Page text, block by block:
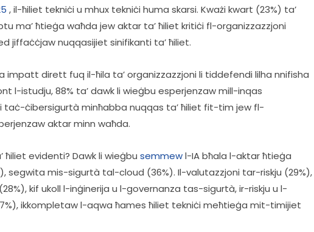
, il-ħiliet tekniċi u mhux tekniċi huma skarsi. Kważi kwart (23%) ta’
ma’ ħtieġa waħda jew aktar ta’ ħiliet kritiċi fl-organizzazzjoni
jiffaċċjaw nuqqasijiet sinifikanti ta’ ħiliet.
impatt dirett fuq il-ħila ta’ organizzazzjoni li tiddefendi lilha nnifisha
l-istudju, 88% ta’ dawk li wieġbu esperjenzaw mill-inqas
taċ-ċibersigurtà minħabba nuqqas ta’ ħiliet fit-tim jew fl-
aktar minn waħda.
ħiliet evidenti? Dawk li wieġbu semmew l-IA bħala l-aktar ħtieġa
segwita mis-sigurtà tal-cloud (36%). Il-valutazzjoni tar-riskju (29%),
kif ukoll l-inġinerija u l-governanza tas-sigurtà, ir-riskju u l-
ikkompletaw l-aqwa ħames ħiliet tekniċi meħtieġa mit-timijiet